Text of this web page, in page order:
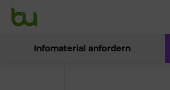
Infomaterial anfordern